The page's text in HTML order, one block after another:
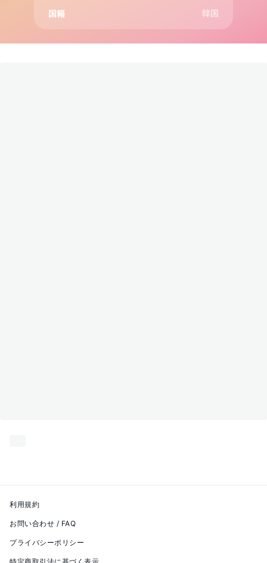
国籍
韓国
利用規約
お問い合わせ / FAQ
プライバシーポリシー
特定商取引法に基づく表示